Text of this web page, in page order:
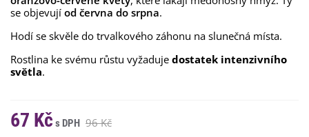
se objevují od června do srpna.
Hodí se skvěle do trvalkového záhonu na slunečná místa.
Rostlina ke svému růstu vyžaduje dostatek intenzivního
světla.
67 Kč 96 Kč